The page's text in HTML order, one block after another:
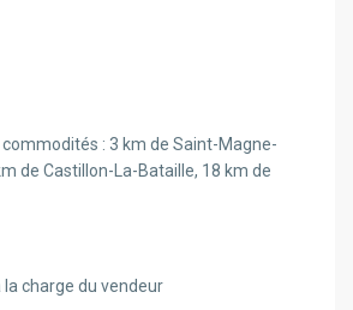
: 3 km de Saint-Magne-
de Castillon-La-Bataille, 18 km de
la charge du vendeur